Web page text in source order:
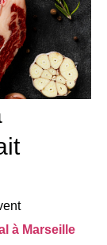
à Marseille